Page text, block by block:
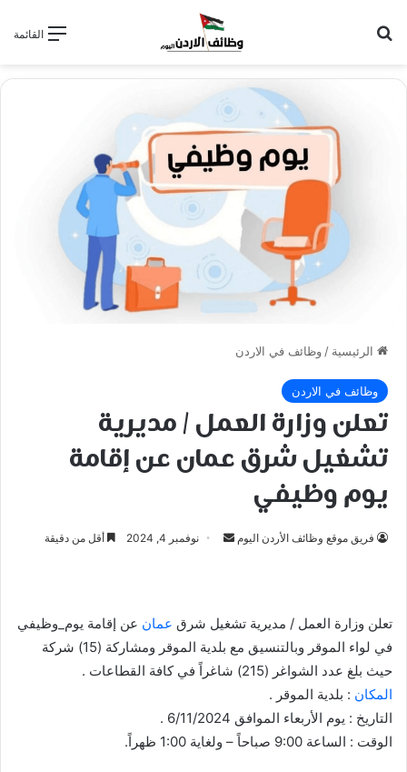
القائمة
الرئيسية / وظائف في الاردن
وظائف في الاردن
تعلن وزارة العمل / مديرية
تشغيل شرق عمان عن إقامة
يوم وظيفي
فريق موقع وظائف الأردن اليوم
أرسل نوفمبر 4, 2024 أقل من دقيقة
تعلن وزارة العمل / مديرية تشغيل شرق عمان عن إقامة يوم_وظيفي
في لواء الموقر وبالتنسيق مع بلدية الموقر ومشاركة (15) شركة
حيث بلغ عدد الشواغر (215) شاغراً في كافة القطاعات .
المكان : بلدية الموقر .
التاريخ : يوم الأربعاء الموافق 6/11/2024 .
الوقت : الساعة 9:00 صباحاً – ولغاية 1:00 ظهراً.